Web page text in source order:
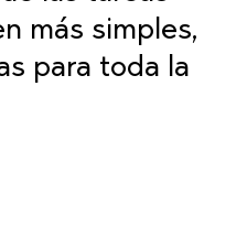
más simples,
para toda la